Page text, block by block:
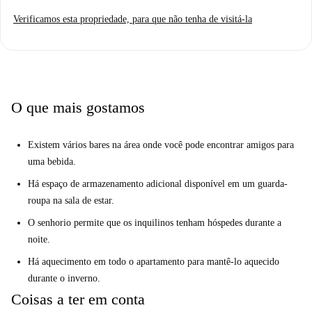
correios.
Verificamos esta propriedade, para que não tenha de visitá-la
O que mais gostamos
Existem vários bares na área onde você pode encontrar amigos para
uma bebida.
Há espaço de armazenamento adicional disponível em um guarda-
roupa na sala de estar.
O senhorio permite que os inquilinos tenham hóspedes durante a
noite.
Há aquecimento em todo o apartamento para mantê-lo aquecido
durante o inverno.
Coisas a ter em conta